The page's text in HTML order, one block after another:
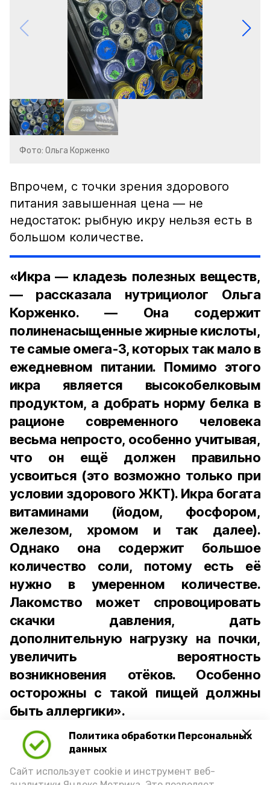
Политика обработки Персональных
данных
Сайт использует cookie и инструмент веб-
Фото: Ольга Корженко
Впрочем, с точки зрения здорового
питания завышенная цена — не
недостаток: рыбную икру нельзя есть в
большом количестве.
«Икра — кладезь полезных веществ,
— рассказала нутрициолог Ольга
Корженко. — Она содержит
полиненасыщенные жирные кислоты,
те самые омега-3, которых так мало в
ежедневном питании. Помимо этого
икра является высокобелковым
продуктом, а добрать норму белка в
рационе современного человека
весьма непросто, особенно учитывая,
что он ещё должен правильно
усвоиться (это возможно только при
условии здорового ЖКТ). Икра богата
витаминами (йодом, фосфором,
железом, хромом и так далее).
Однако она содержит большое
количество соли, потому есть её
нужно в умеренном количестве.
Лакомство может спровоцировать
скачки давления, дать
дополнительную нагрузку на почки,
увеличить вероятность
возникновения отёков. Особенно
осторожны с такой пищей должны
быть аллергики».
Для взрослого человека безопасной
порцией икры считается 30-50 граммов
(2-3 ложки). При этом следует обратить